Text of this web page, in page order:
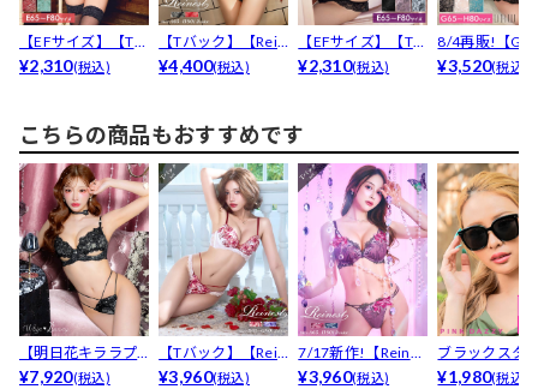
【EFサイズ】【Tバ
ック】クラッシー
¥2,310(税込)
【Tバック】【Rein
est】ストリン...
¥4,400(税込)
【EFサイズ】【Tバ
ック】レーシィブ
¥2,310(税込)
8/4再販!【GH
ズ】【3点セッ
¥3,520(税込)
こちらの商品もおすすめです
【明日花キララプ
ロデュース/Whip
¥7,920(税込)
【Tバック】【Rein
est】エレガン...
¥3,960(税込)
7/17新作!【Reines
t】ミステ...
¥3,960(税込)
ブラックスタ
サングラス
¥1,980(税込)